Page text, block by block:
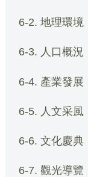
6-2. 地理環境
6-3. 人口概況
6-4. 產業發展
6-5. 人文采風
6-6. 文化慶典
6-7. 觀光導覽